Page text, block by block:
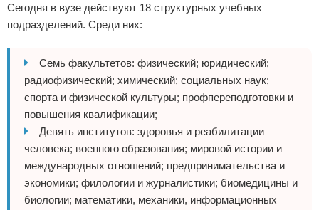
Сегодня в вузе действуют 18 структурных учебных
подразделений. Среди них:
Семь факультетов: физический; юридический;
радиофизический; химический; социальных наук;
спорта и физической культуры; профпереподготовки и
повышения квалификации;
Девять институтов: здоровья и реабилитации
человека; военного образования; мировой истории и
международных отношений; предпринимательства и
экономики; филологии и журналистики; биомедицины и
биологии; математики, механики, информационных